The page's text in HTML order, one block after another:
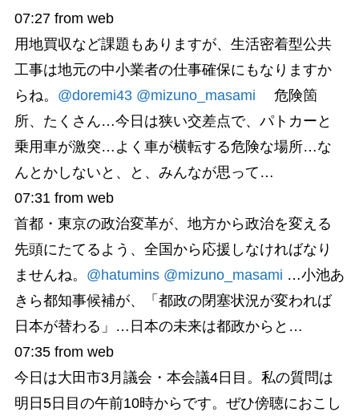
07:27from web
用地買収など課題もありますが、生活密着型公共
工事は地元の中小業者の仕事確保にもなりますか
らね。 @doremi43 @mizuno_masami 危険箇
所、たくさん…今日は狭い交差点で、パトカーと
乗用車が激突…よく車が横転する危険な場所…な
んとかしないと、と、みんなが思って…
07:31from web
首都・東京の政治変革が、地方から政治を変える
先頭にたてるよう、全国から応援しなければなり
ませんね。 @hatumins @mizuno_masami …小池あ
きら都知事候補が、「都政の閉塞状況が変われば
日本が替わる」…日本の未来は都政からと…
07:35from web
今日は大田市3月議会・本会議4日目。私の質問は
明日5日目の午前10時からです。ぜひ傍聴におこし